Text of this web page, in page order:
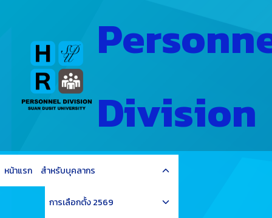
content
Division
หน้าแรก สำหรับบุคลากร
Toggle
menu
การเลือกตั้ง 2569
Toggle